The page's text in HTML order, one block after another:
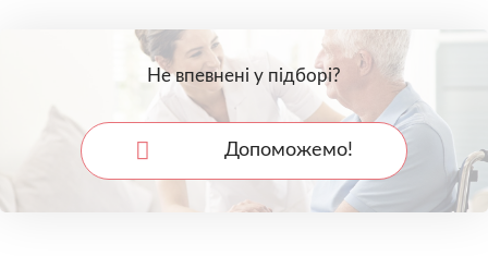
Не впевнені у підборі?
Допоможемо!